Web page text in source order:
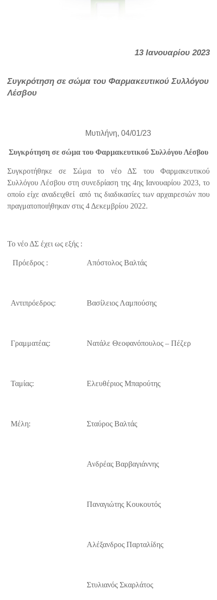
13 Ιανουαρίου 2023
Συγκρότηση σε σώμα του Φαρμακευτικού Συλλόγου
Λέσβου
Μυτιλήνη, 04/01/23
Συγκρότηση σε σώμα του Φαρμακευτικού Συλλόγου Λέσβου
Συγκροτήθηκε σε Σώμα το νέο ΔΣ του Φαρμακευτικού
Συλλόγου Λέσβου στη συνεδρίαση της 4ης Ιανουαρίου 2023, το
οποίο είχε αναδειχθεί από τις διαδικασίες των αρχαιρεσιών που
πραγματοποιήθηκαν στις 4 Δεκεμβρίου 2022.
Το νέο ΔΣ έχει ως εξής :
Πρόεδρος : Απόστολος Βαλτάς
Αντιπρόεδρος: Βασίλειος Λαμπούσης
Γραμματέας: Νατάλε Θεοφανόπουλος – Πέζερ
Ταμίας: Ελευθέριος Μπαρούτης
Μέλη: Σταύρος Βαλτάς
Ανδρέας Βαρβαγιάννης
Παναγιώτης Κουκουτός
Αλέξανδρος Παρταλίδης
Στυλιανός Σκαρλάτος